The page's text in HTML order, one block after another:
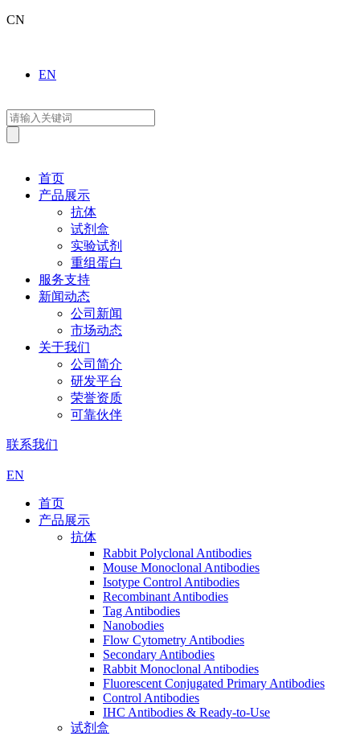
CN
EN
首页
产品展示
抗体
试剂盒
实验试剂
重组蛋白
服务支持
新闻动态
公司新闻
市场动态
关于我们
公司简介
研发平台
荣誉资质
可靠伙伴
联系我们
EN
首页
产品展示
抗体
Rabbit Polyclonal Antibodies
Mouse Monoclonal Antibodies
Isotype Control Antibodies
Recombinant Antibodies
Tag Antibodies
Nanobodies
Flow Cytometry Antibodies
Secondary Antibodies
Rabbit Monoclonal Antibodies
Fluorescent Conjugated Primary Antibodies
Control Antibodies
IHC Antibodies & Ready-to-Use
试剂盒